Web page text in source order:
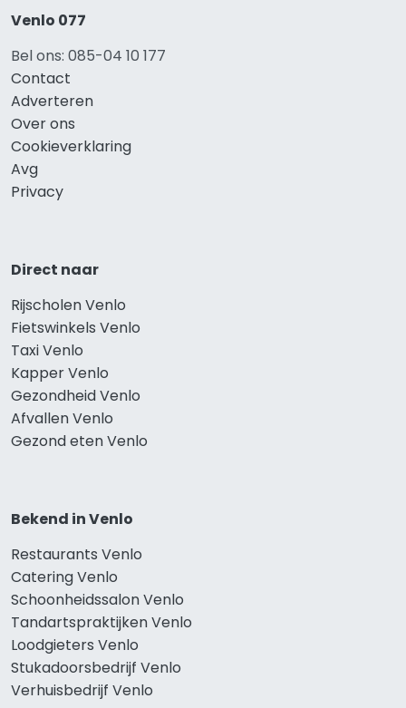
Venlo 077
Bel ons: 085-04 10 177
Contact
Adverteren
Over ons
Cookieverklaring
Avg
Privacy
Direct naar
Rijscholen Venlo
Fietswinkels Venlo
Taxi Venlo
Kapper Venlo
Gezondheid Venlo
Afvallen Venlo
Gezond eten Venlo
Bekend in Venlo
Restaurants Venlo
Catering Venlo
Schoonheidssalon Venlo
Tandartspraktijken Venlo
Loodgieters Venlo
Stukadoorsbedrijf Venlo
Verhuisbedrijf Venlo